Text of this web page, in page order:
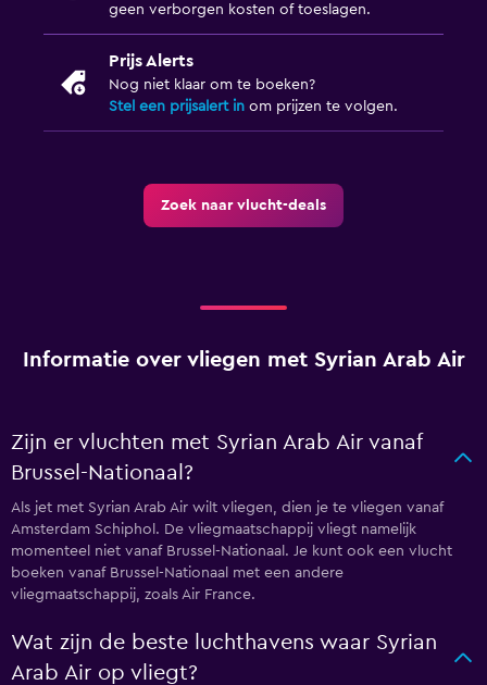
geen verborgen kosten of toeslagen.
Prijs Alerts
Nog niet klaar om te boeken?
Stel een prijsalert in om prijzen te volgen.
Zoek naar vlucht-deals
Informatie over vliegen met Syrian Arab Air
Zijn er vluchten met Syrian Arab Air vanaf
Brussel-Nationaal?
Als jet met Syrian Arab Air wilt vliegen, dien je te vliegen vanaf
Amsterdam Schiphol. De vliegmaatschappij vliegt namelijk
momenteel niet vanaf Brussel-Nationaal. Je kunt ook een vlucht
boeken vanaf Brussel-Nationaal met een andere
vliegmaatschappij, zoals Air France.
Wat zijn de beste luchthavens waar Syrian
Arab Air op vliegt?